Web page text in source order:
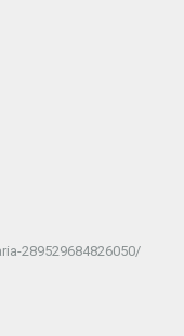
289529684826050/